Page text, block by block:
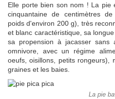
Elle porte bien son nom ! La pie
cinquantaine de centimètres
poids d'environ 200 g), très
et blanc caractéristique, sa
sa propension à jacasser
omnivore, avec un régime
oeufs, oisillons, petits rongeurs),
graines et les baies.
La pie